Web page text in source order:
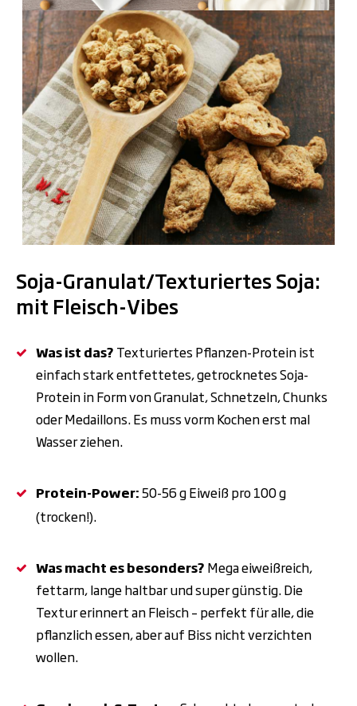
Soja-Granulat/Texturiertes Soja:
mit Fleisch-Vibes
Was ist das? Texturiertes Pflanzen-Protein ist
einfach stark entfettetes, getrocknetes Soja-
Protein in Form von Granulat, Schnetzeln, Chunks
oder Medaillons. Es muss vorm Kochen erst mal
Wasser ziehen.
Protein-Power:50-56g Eiweißpro 100g
(trocken!).
Was macht es besonders? Mega eiweißreich,
fettarm, lange haltbar und super günstig. Die
Textur erinnert an Fleisch – perfekt für alle, die
pflanzlich essen, aber auf Biss nicht verzichten
wollen.